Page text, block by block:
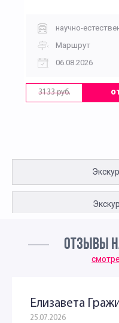
научно-
Маршрут
06.08.2026
3133 руб.
Интересные
Экскурсии на
ОТЗЫВЫ
Елизавета
25.07.2026